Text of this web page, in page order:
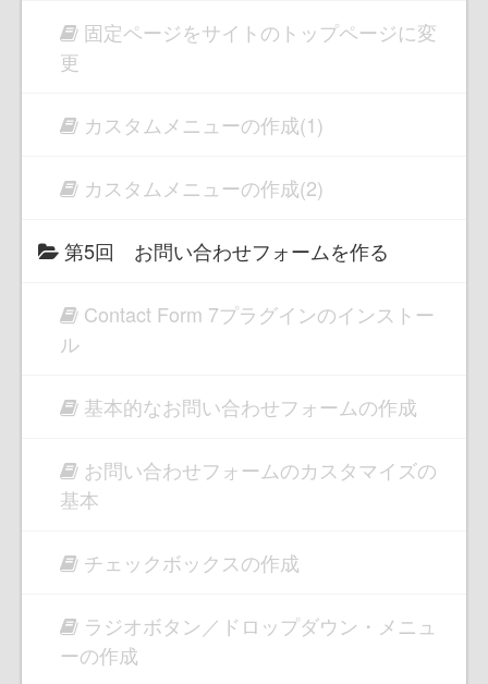
固定ページをサイトのトップページに変
更
カスタムメニューの作成(1)
カスタムメニューの作成(2)
第5回 お問い合わせフォームを作る
Contact Form 7プラグインのインストー
ル
基本的なお問い合わせフォームの作成
お問い合わせフォームのカスタマイズの
基本
チェックボックスの作成
ラジオボタン／ドロップダウン・メニュ
ーの作成